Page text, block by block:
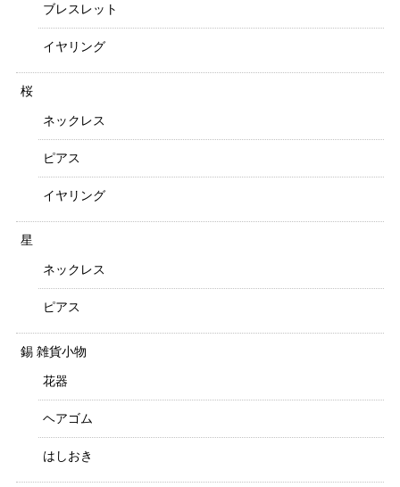
ブレスレット
イヤリング
桜
ネックレス
ピアス
イヤリング
星
ネックレス
ピアス
錫 雑貨小物
花器
ヘアゴム
はしおき